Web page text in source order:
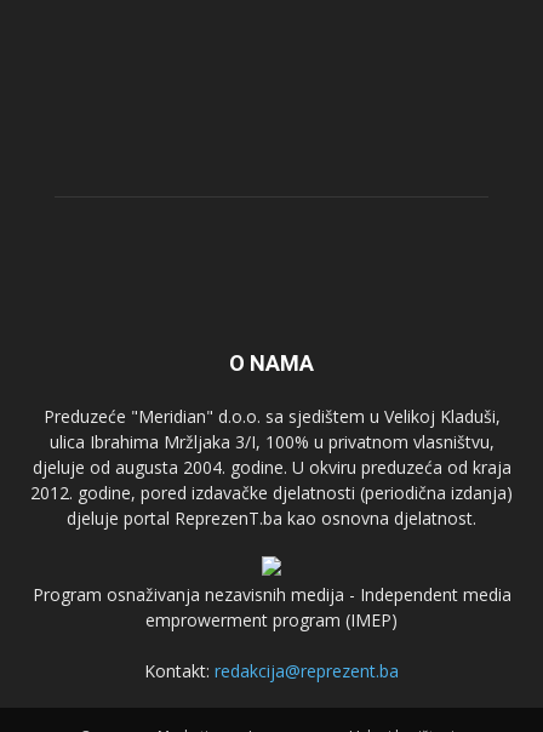
O NAMA
Preduzeće "Meridian" d.o.o. sa sjedištem u Velikoj Kladuši,
ulica Ibrahima Mržljaka 3/I, 100% u privatnom vlasništvu,
djeluje od augusta 2004. godine. U okviru preduzeća od kraja
2012. godine, pored izdavačke djelatnosti (periodična izdanja)
djeluje portal ReprezenT.ba kao osnovna djelatnost.
Program osnaživanja nezavisnih medija - Independent media
emprowerment program (IMEP)
Kontakt: redakcija@reprezent.ba